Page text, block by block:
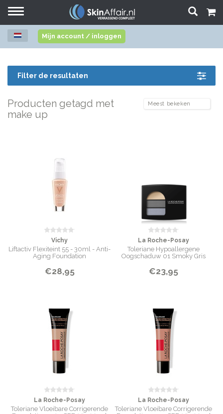
Toggle
Mijn account / inloggen
Filter de resultaten
Producten getagd met
make up
Vichy
Liftactiv Flexiteint 55 - 30ml - Anti-
Aging Foundation
€28,95
La Roche-Posay
Toleriane Hypoallergene
Oogschaduw 01 Smoky Gris
€23,95
La Roche-Posay
Toleriane Vloeibare Corrigerende
La Roche-Posay
Toleriane Vloeibare Corrigerende